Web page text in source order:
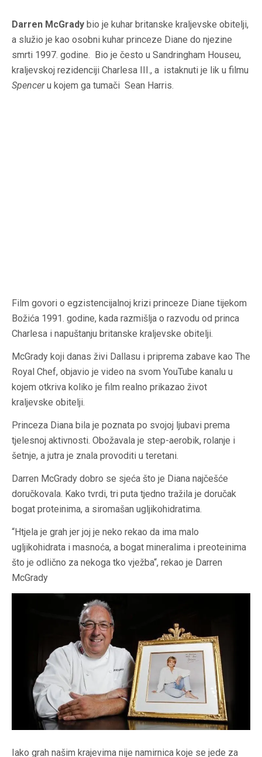
Darren McGrady bio je kuhar britanske kraljevske obitelji,
a služio je kao osobni kuhar princeze Diane do njezine
smrti 1997. godine. Bio je često u Sandringham Houseu,
kraljevskoj rezidenciji Charlesa III., a istaknuti je lik u filmu
Spenceru kojem ga tumači Sean Harris.
Film govori o egzistencijalnoj krizi princeze Diane tijekom
Božića 1991. godine, kada razmišlja o razvodu od princa
Charlesa i napuštanju britanske kraljevske obitelji.
McGrady koji danas živi Dallasu i priprema zabave kao The
Royal Chef, objavio je video na svom YouTube kanalu u
kojem otkriva koliko je film realno prikazao život
kraljevske obitelji.
Princeza Diana bila je poznata po svojoj ljubavi prema
tjelesnoj aktivnosti. Obožavala je step-aerobik, rolanje i
šetnje, a jutra je znala provoditi u teretani.
Darren McGrady dobro se sjeća što je Diana najčešće
doručkovala. Kako tvrdi, tri puta tjedno tražila je doručak
bogat proteinima, a siromašan ugljikohidratima.
“Htjela je grah jer joj je neko rekao da ima malo
ugljikohidrata i masnoća, a bogat mineralima i preoteinima
što je odlično za nekoga tko vježba“, rekao je Darren
McGrady
Iako grah našim krajevima nije namirnica koje se jede za